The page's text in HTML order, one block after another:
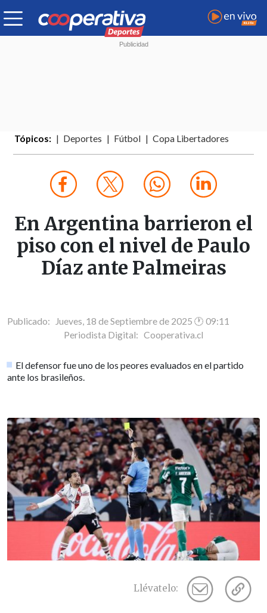
Tópicos: Deportes Fútbol Copa Libertadores
En Argentina barrieron el
piso con el nivel de Paulo
Díaz ante Palmeiras
Publicado: Jueves, 18 de Septiembre de 2025 🕐 09:11
Periodista Digital: Cooperativa.cl
El defensor fue uno de los peores evaluados en el partido
ante los brasileños.
Llévatelo: